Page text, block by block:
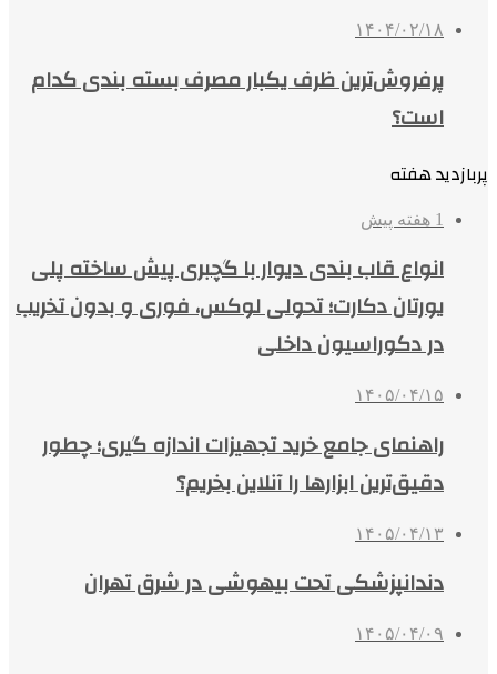
۱۴۰۴/۰۲/۱۸
پرفروش‌ترین ظرف یکبار مصرف بسته بندی کدام
است؟
پربازدید هفته
1 هفته پیش
انواع قاب بندی دیوار با گچبری پیش ساخته پلی
یورتان دکارت؛ تحولی لوکس، فوری و بدون تخریب
در دکوراسیون داخلی
۱۴۰۵/۰۴/۱۵
راهنمای جامع خرید تجهیزات اندازه گیری؛ چطور
دقیق‌ترین ابزارها را آنلاین بخریم؟
۱۴۰۵/۰۴/۱۳
دندانپزشکی تحت بیهوشی در شرق تهران
۱۴۰۵/۰۴/۰۹